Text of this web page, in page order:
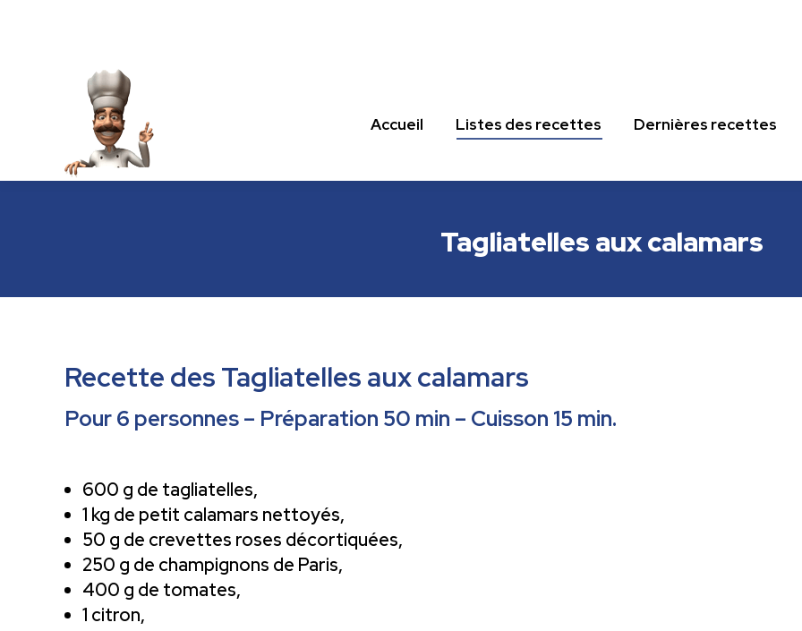
Les recettes de cuisine.com Accueil Listes des recettes Dernières recettes
Tagliatelles aux calamars
Recette des Tagliatelles aux calamars
Pour 6 personnes – Préparation 50 min – Cuisson 15 min.
600 g de tagliatelles,
1 kg de petit calamars nettoyés,
50 g de crevettes roses décortiquées,
250 g de champignons de Paris,
400 g de tomates,
1 citron,